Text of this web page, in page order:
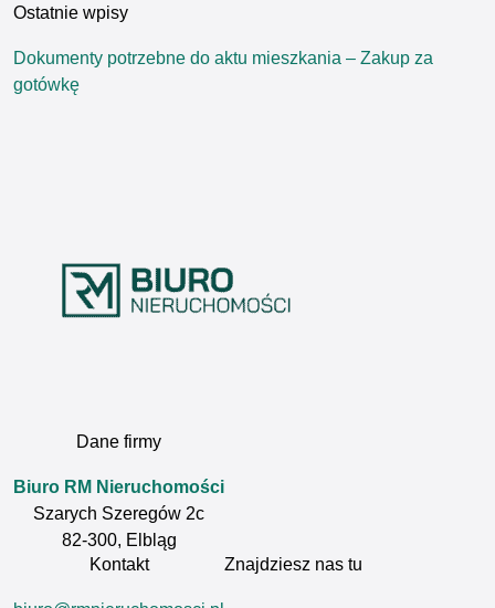
Ostatnie wpisy
Dokumenty potrzebne do aktu mieszkania – Zakup za
gotówkę
Dane firmy
Biuro RM Nieruchomości
Szarych Szeregów 2c
82-300, Elbląg
Kontakt
Znajdziesz nas tu